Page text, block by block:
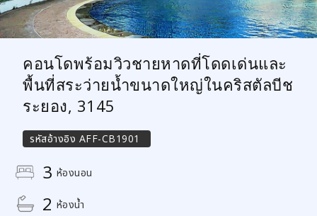
คอนโดพร้อมวิวชายหาดที่โดดเด่นและ
พื้นที่สระว่ายน้ำขนาดใหญ่ในคริสตัลบีช
ระยอง, 3145
รหัสอ้างอิง AFF-CB1901
3 ห้องนอน
2 ห้องน้ำ